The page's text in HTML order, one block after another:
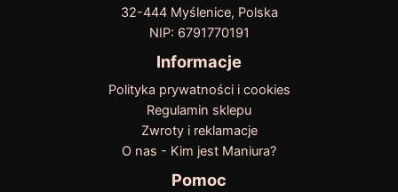
32-444 Myślenice, Polska
NIP: 6791770191
Informacje
Polityka prywatności i cookies
Regulamin sklepu
Zwroty i reklamacje
O nas - Kim jest Maniura?
Pomoc